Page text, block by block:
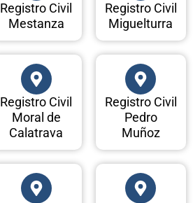
Registro Civil
Mestanza
Registro Civil
Miguelturra
Registro Civil
Moral de
Calatrava
Registro Civil
Pedro
Muñoz